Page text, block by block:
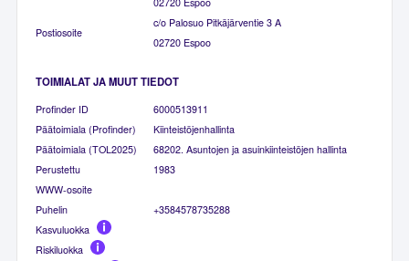
Postiosoite
c/o Palosuo Pitkäjärventie 3 A
02720 Espoo
TOIMIALAT JA MUUT TIEDOT
Profinder ID
6000513911
Päätoimiala (Profinder)
Kiinteistöjenhallinta
Päätoimiala (TOL2025)
68202. Asuntojen ja asuinkiinteistöjen hallinta
Perustettu
1983
WWW-osoite
Puhelin
+3584578735288
Kasvuluokka
Riskiluokka